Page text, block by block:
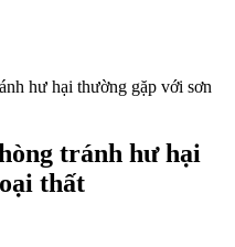
hư hại thường gặp với sơn
tránh hư hại
thất